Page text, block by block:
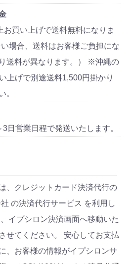
買い上げで送料無料になりま
場合、送料はお客様ご負担にな
送料が異なります。） ※沖縄の
上げで別途送料1,500円掛かり
。
日営業日程で発送いたします。
、クレジットカード決済代行の
の決済代行サービス を利用し
イプシロン決済画面へ移動いた
せてください。 安心してお支払
、お客様の情報がイプシロンサ